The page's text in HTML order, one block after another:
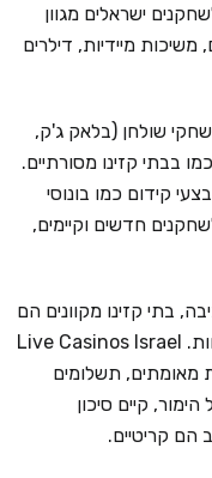
ישראלים מגוון
מיידיות, דילרים
שולחן (בלאק ג'ק,
בבתי קזינו מסורתיים.
קידום כמו בונוסי
חדשים וקיימים,
בתי קזינו מקוונים הם
דרך מצוינת ליהנות ממשחקי פרימיום בנוחות. Live Casinos Israel
מאומתים, תשלומים
קיים סיכון
קריטיים.